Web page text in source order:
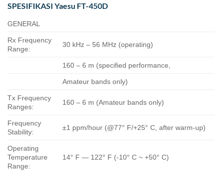
SPESIFIKASI Yaesu FT-450D
GENERAL
Rx Frequency
Range:
30 kHz – 56 MHz (operating)
160 – 6 m (specified performance,
Amateur bands only)
Tx Frequency
Ranges:
160 – 6 m (Amateur bands only)
Frequency
Stability:
±1 ppm/hour (@77° F/+25° C, after warm-up)
Operating
Temperature
Range:
14° F — 122° F (-10° C ~ +50° C)